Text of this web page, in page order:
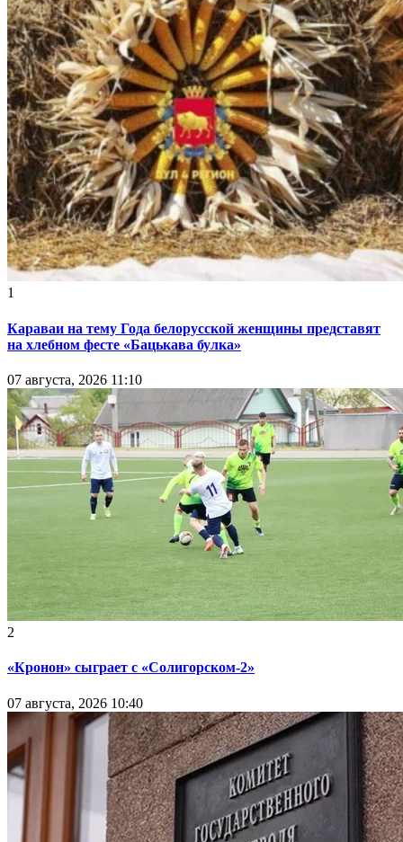
1
Караваи на тему Года белорусской женщины представят
на хлебном фесте «Бацькава булка»
07 августа, 2026 11:10
2
«Кронон» сыграет с «Солигорском-2»
07 августа, 2026 10:40